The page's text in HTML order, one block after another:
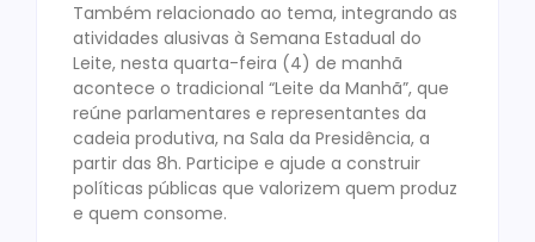
Também relacionado ao tema, integrando as
atividades alusivas à Semana Estadual do
Leite, nesta quarta-feira (4) de manhã
acontece o tradicional “Leite da Manhã”, que
reúne parlamentares e representantes da
cadeia produtiva, na Sala da Presidência, a
partir das 8h. Participe e ajude a construir
políticas públicas que valorizem quem produz
e quem consome.